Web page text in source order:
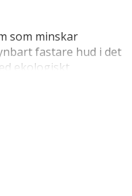
som minskar
fastare hud i det
ekologiskt
huden direkt
ingredienser som